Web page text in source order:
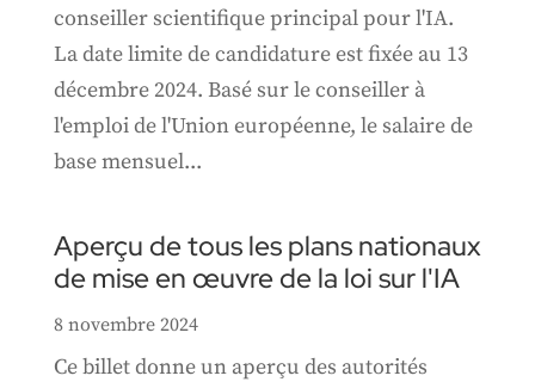
conseiller scientifique principal pour l'IA.
La date limite de candidature est fixée au 13
décembre 2024. Basé sur le conseiller à
l'emploi de l'Union européenne, le salaire de
base mensuel...
Aperçu de tous les plans nationaux
de mise en œuvre de la loi sur l'IA
8 novembre 2024
Ce billet donne un aperçu des autorités